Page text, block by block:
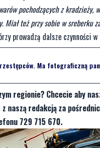
pochodzących z
też przy sobie w sreberku
prowadzą dalsze czynności
Ma fotograficzną
regionie? Chcecie aby
naszą redakcją za
729 715 670.